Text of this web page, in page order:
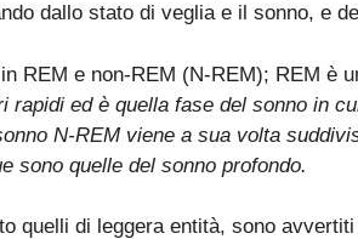
dallo stato di veglia e il sonno, e
REM e non-REM (N-REM); REM è
rapidi ed è quella fase del sonno in
N-REM viene a sua volta
sono quelle del sonno profondo.
quelli di leggera entità, sono